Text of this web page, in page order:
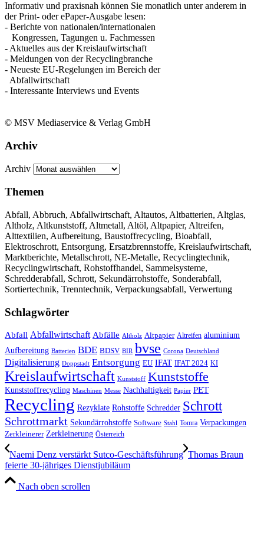
Informativ und praxisnah können Sie monatlich unter anderem in
der Print- oder ePaper-Ausgabe lesen:
- Berichte von nationalen/internationalen
Kongressen, Tagungen u. Fachmessen
- Aktuelles aus der Kreislaufwirtschaft
- Meldungen von der Recyclingbranche
- Neueste EU-Regelungen im Bereich der
Abfallwirtschaft
- Interessante Interviews und Events
© MSV Mediaservice & Verlag GmbH
Archiv
Archiv
Themen
Abfall, Abbruch, Abfallwirtschaft, Altautos, Altbatterien, Altglas,
Altholz, Altkunststoff, Altmetall, Altöl, Altpapier, Altreifen,
Alttextilien, Aufbereitung, Baustoffrecycling, Bioabfall,
Elektroschrott, Entsorgung, Ersatzbrennstoffe, Kreislaufwirtschaft,
Marktberichte, Metallschrott, NE-Metalle, Recyclingtechnik,
Recyclingwirtschaft, Rohstoffhandel, Sammelsysteme,
Schredderabfall, Schrott, Sekundärrohstoffe, Sonderabfall,
Sortiertechnik, Trenntechnik, Verpackungsabfall, Verwertung
Schlagwörter
Abfall Abfallwirtschaft Abfälle Altholz Altpapier Altreifen aluminium
Aufbereitung Batterien BDE BDSV BIR bvse Corona Deutschland
Digitalisierung Doppstadt Entsorgung EU IFAT IFAT 2024 KI
Kreislaufwirtschaft Kunststoff Kunststoffe
Kunststoffrecycling Maschinen Messe Nachhaltigkeit Papier PET
Recycling Rezyklate Rohstoffe Schredder Schrott
Schrottmarkt Sekundärrohstoffe Software Stahl Tomra Verpackungen
Zerkleinerer Zerkleinerung Österreich
Naemi Denz verstärkt Sutco-Geschäftsführung Thomas Braun
feierte 30-jähriges Dienstjubiläum
Nach oben scrollen